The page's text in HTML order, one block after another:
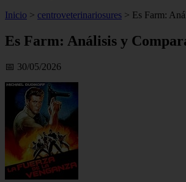
Inicio > centroveterinariosures > Es Farm:
Es Farm: Análisis y
📅 30/05/2026